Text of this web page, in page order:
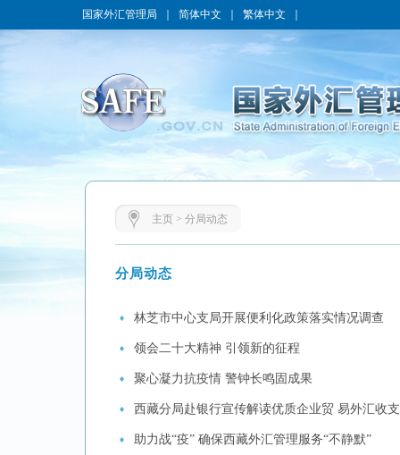
国家外汇管理局 简体中文 繁体中文
主页> 分局动态
分局动态
林芝市中心支局开展便利化政策落实情况调查
领会二十大精神 引领新的征程
聚心凝力抗疫情 警钟长鸣固成果
西藏分局赴银行宣传解读优质企业贸 易外汇收
助力战“疫” 确保西藏外汇管理服务“不静默”